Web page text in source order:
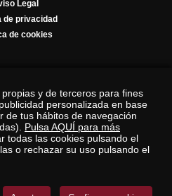
Legal
de privacidad
de cookies
y de terceros para fines
personalizada en base
de tus hábitos de navegación
Pulsa AQUÍ para más
todas las cookies pulsando el
o rechazar su uso pulsando el